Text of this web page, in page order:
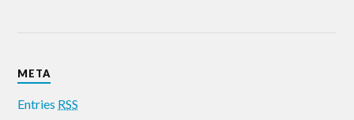
META
Entries RSS